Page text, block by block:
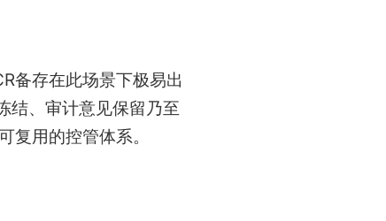
备存在此场景下极易出
结、审计意见保留乃至
复用的控管体系。